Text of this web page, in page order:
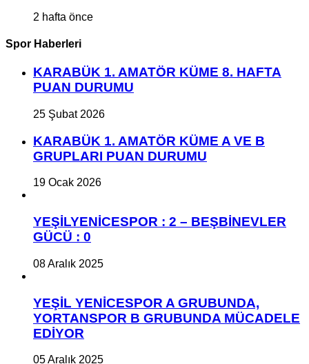
2 hafta önce
Spor Haberleri
KARABÜK 1. AMATÖR KÜME 8. HAFTA
PUAN DURUMU
25 Şubat 2026
KARABÜK 1. AMATÖR KÜME A VE B
GRUPLARI PUAN DURUMU
19 Ocak 2026
YEŞİLYENİCESPOR : 2 – BEŞBİNEVLER
GÜCÜ : 0
08 Aralık 2025
YEŞİL YENİCESPOR A GRUBUNDA,
YORTANSPOR B GRUBUNDA MÜCADELE
EDİYOR
05 Aralık 2025